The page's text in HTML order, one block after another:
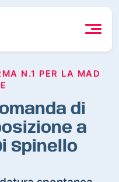
N.1 PER LA MAD
di
a
Spinello